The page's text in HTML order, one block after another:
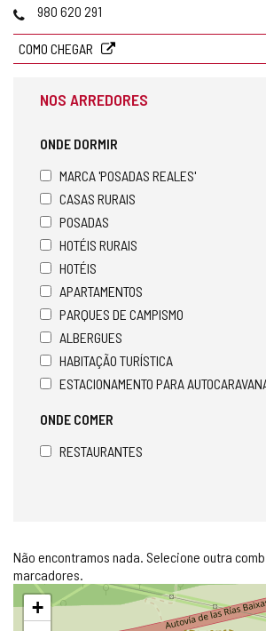
Telefones
980 620 291
COMO CHEGAR
NOS ARREDORES
ONDE DORMIR
MARCA 'POSADAS REALES'
CASAS RURAIS
POSADAS
HOTÉIS RURAIS
HOTÉIS
APARTAMENTOS
PARQUES DE CAMPISMO
ALBERGUES
HABITAÇÃO TURÍSTICA
ESTACIONAMENTO PARA
ONDE COMER
RESTAURANTES
Não encontramos nada. Selecione outra
marcadores.
Pular
mapa
+